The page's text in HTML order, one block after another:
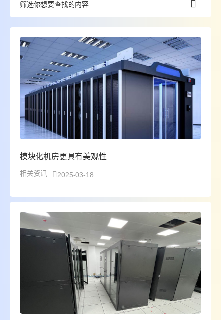
筛选你想要查找的内容
模块化机房更具有美观性
相关资讯 2025-03-18